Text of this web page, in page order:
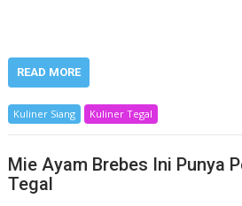
READ MORE
Kuliner Siang Kuliner Tegal
Mie Ayam Brebes Ini Punya
Tegal